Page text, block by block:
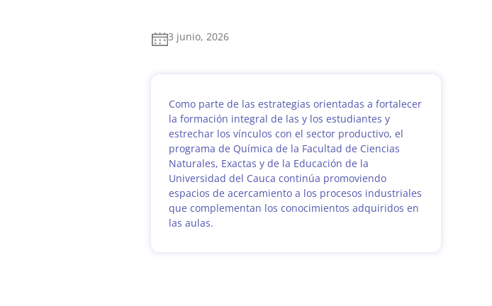
3 junio, 2026
Como parte de las estrategias orientadas a fortalecer
la formación integral de las y los estudiantes y
estrechar los vínculos con el sector productivo, el
programa de Química de la Facultad de Ciencias
Naturales, Exactas y de la Educación de la
Universidad del Cauca continúa promoviendo
espacios de acercamiento a los procesos industriales
que complementan los conocimientos adquiridos en
las aulas.